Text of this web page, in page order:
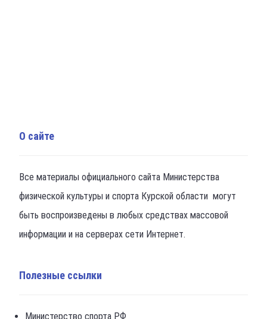
О сайте
Все материалы официального сайта Министерства
физической культуры и спорта Курской области могут
быть воспроизведены в любых средствах массовой
информации и на серверах сети Интернет.
Полезные ссылки
Министерство спорта РФ